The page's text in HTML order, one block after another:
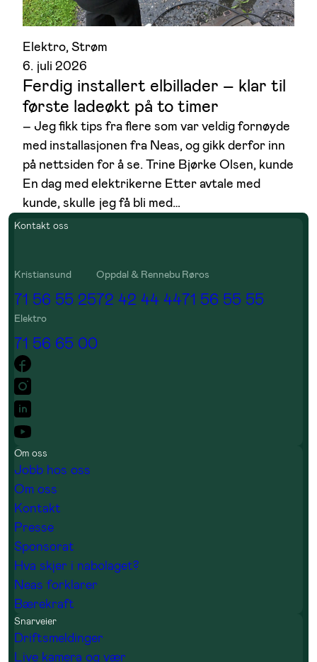
Elektro, Strøm
6. juli 2026
Ferdig installert elbillader – klar til
første ladeøkt på to timer
– Jeg fikk tips fra flere som var veldig fornøyde
med installasjonen fra Neas, og gikk derfor inn
på nettsiden for å se. Trine Bjørke Olsen, kunde
En dag med elektrikerne Etter avtale med
kunde, skulle jeg få bli med…
Kontakt oss
Kristiansund
71 56 55 25
Oppdal & Rennebu
72 42 44 44
Røros
71 56 55 55
Elektro
71 56 65 00
Om oss
Jobb hos oss
Om oss
Kontakt
Presse
Sponsorat
Hva skjer i nabolaget?
Neas forklarer
Bærekraft
Snarveier
Driftsmeldinger
Live kamera og vær